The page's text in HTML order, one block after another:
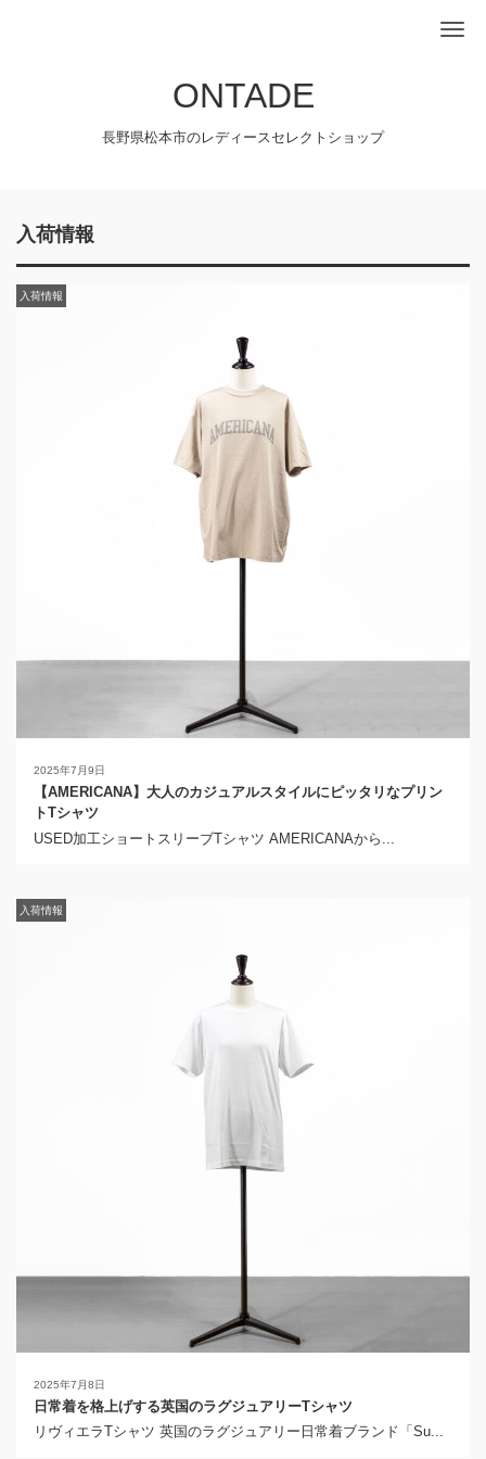
ONTADE
長野県松本市のレディースセレクトショップ
入荷情報
2025年7月9日
入荷情報
【AMERICANA】大人のカジュアルスタイルにピッタリなプリン
トTシャツ
USED加工ショートスリーブTシャツ AMERICANAから...
2025年7月8日
入荷情報
日常着を格上げする英国のラグジュアリーTシャツ
リヴィエラTシャツ 英国のラグジュアリー日常着ブランド「Su...